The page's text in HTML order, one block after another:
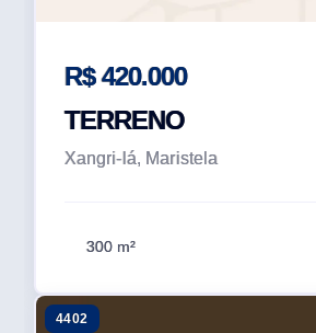
R$ 420.000
TERRENO
Xangri-lá, Maristela
300 m²
4402